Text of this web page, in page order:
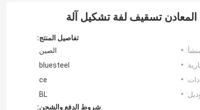
المعادن تسقيف لفة تشكيل آلة
تفاصيل المنتج:
الصين
bluesteel
ce
BL
شروط الدفع والشحن: